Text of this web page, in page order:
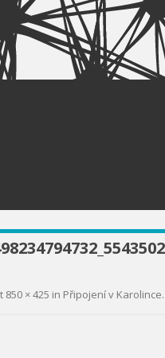
850 × 425 in Připojení v Karolince.